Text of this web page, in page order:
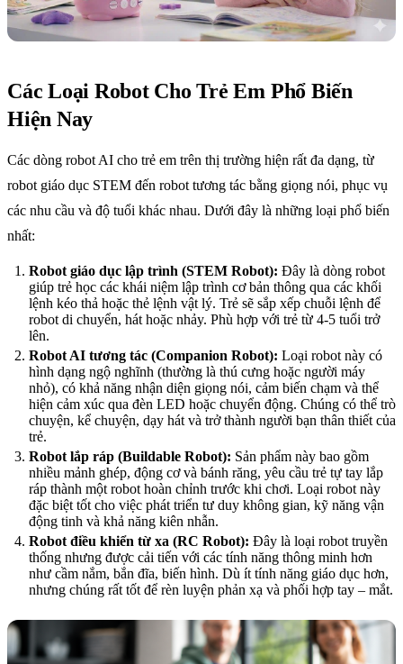
Các Loại Robot Cho Trẻ Em Phổ Biến
Hiện Nay
Các dòng robot AI cho trẻ em trên thị trường hiện rất đa dạng, từ
robot giáo dục STEM đến robot tương tác bằng giọng nói, phục vụ
các nhu cầu và độ tuổi khác nhau. Dưới đây là những loại phổ biến
nhất:
Robot giáo dục lập trình (STEM Robot): Đây là dòng robot
giúp trẻ học các khái niệm lập trình cơ bản thông qua các khối
lệnh kéo thả hoặc thẻ lệnh vật lý. Trẻ sẽ sắp xếp chuỗi lệnh để
robot di chuyển, hát hoặc nhảy. Phù hợp với trẻ từ 4-5 tuổi trở
lên.
Robot AI tương tác (Companion Robot): Loại robot này có
hình dạng ngộ nghĩnh (thường là thú cưng hoặc người máy
nhỏ), có khả năng nhận diện giọng nói, cảm biến chạm và thể
hiện cảm xúc qua đèn LED hoặc chuyển động. Chúng có thể trò
chuyện, kể chuyện, dạy hát và trở thành người bạn thân thiết của
trẻ.
Robot lắp ráp (Buildable Robot): Sản phẩm này bao gồm
nhiều mảnh ghép, động cơ và bánh răng, yêu cầu trẻ tự tay lắp
ráp thành một robot hoàn chỉnh trước khi chơi. Loại robot này
đặc biệt tốt cho việc phát triển tư duy không gian, kỹ năng vận
động tinh và khả năng kiên nhẫn.
Robot điều khiển từ xa (RC Robot): Đây là loại robot truyền
thống nhưng được cải tiến với các tính năng thông minh hơn
như cầm nắm, bắn đĩa, biến hình. Dù ít tính năng giáo dục hơn,
nhưng chúng rất tốt để rèn luyện phản xạ và phối hợp tay – mắt.